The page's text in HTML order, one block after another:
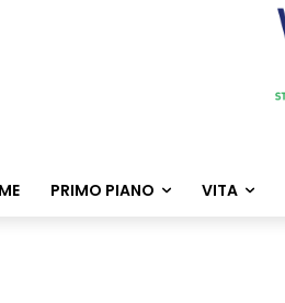
PRIMO PIANO VITA